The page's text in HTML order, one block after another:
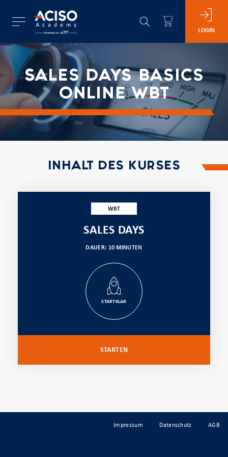
LOGIN
SALES DAYS BASICS
ONLINE WBT
INHALT DES KURSES
WBT
SALES DAYS
DAUER: 10 MINUTEN
STARTKLAR
STARTEN
Impressum Datenschutz AGB